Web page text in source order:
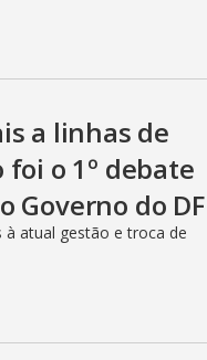
a linhas de
o 1º debate
Governo do DF
atual gestão e troca de